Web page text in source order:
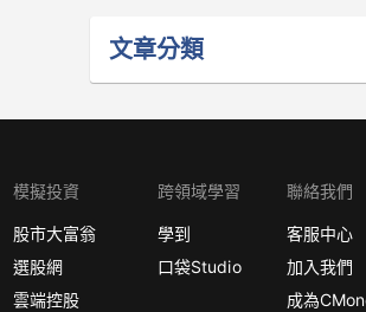
文章分類
模擬投資
股市大富翁
選股網
雲端控股
跨領域學習
學到
口袋Studio
聯絡我們
客服中心
加入我們
成為